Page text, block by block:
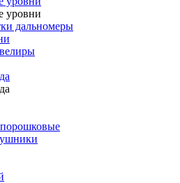
уровни
дальномеры